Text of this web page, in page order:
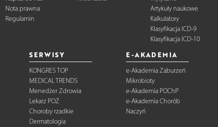
Nota prawna
Regulamin
Artykuły naukowe
Kalkulatory
Klasyfikacja ICD-9
Klasyfikacja ICD-10
SERWISY
KONGRES TOP
MEDICAL TRENDS
Menedżer Zdrowia
Lekarz POZ
Choroby rzadkie
Dermatologia
E-AKADEMIA
e-Akademia Zaburzeń
Mikrobioty
e-Akademia POChP
e-Akademia Chorób
Naczyń